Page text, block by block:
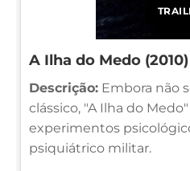
A Ilha do Medo (2010)
Descrição: Embora não
clássico, "A Ilha do
experimentos
psiquiátrico militar.